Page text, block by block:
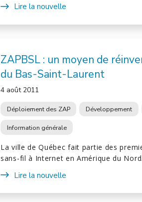
Lire la nouvelle
ZAPBSL : un moyen de
du Bas-Saint-Laurent
4 août 2011
Déploiement des ZAP Développement
Information générale
La ville de Québec fait partie des
sans-fil à Internet en Amérique du
Lire la nouvelle